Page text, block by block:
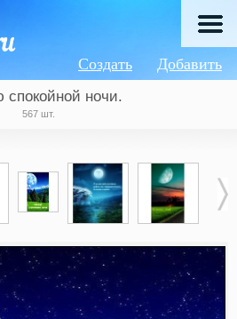
Добавить
Создать
ночи.
567 шт.